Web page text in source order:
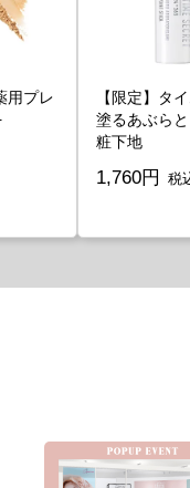
用プレ
【限定】タ
塗るあぶら
粧下地
1,760円 税